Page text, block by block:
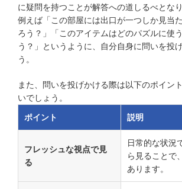
に疑問を持つことが解答への道しるべとなり
例えば「この部屋には出口が一つしか見当
ろう？」「このアイテムはどのパズルに使
う？」というように、自分自身に問いを投
う。
また、問いを投げかける際は以下のポイン
いでしょう。
ポイント 説明
フレッシュな視点で見
る
日常的な状況
ら見ることで
あります。